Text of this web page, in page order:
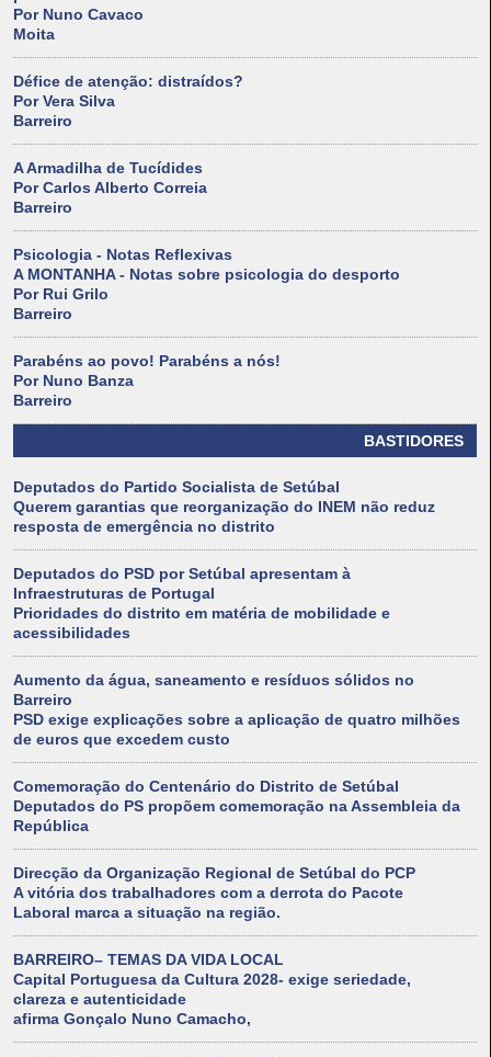
Por Nuno Cavaco
Moita
Défice de atenção: distraídos?
Por Vera Silva
Barreiro
A Armadilha de Tucídides
Por Carlos Alberto Correia
Barreiro
Psicologia - Notas Reflexivas
A MONTANHA - Notas sobre psicologia do desporto
Por Rui Grilo
Barreiro
Parabéns ao povo! Parabéns a nós!
Por Nuno Banza
Barreiro
BASTIDORES
Deputados do Partido Socialista de Setúbal
Querem garantias que reorganização do INEM não reduz
resposta de emergência no distrito
Deputados do PSD por Setúbal apresentam à
Infraestruturas de Portugal
Prioridades do distrito em matéria de mobilidade e
acessibilidades
Aumento da água, saneamento e resíduos sólidos no
Barreiro
PSD exige explicações sobre a aplicação de quatro milhões
de euros que excedem custo
Comemoração do Centenário do Distrito de Setúbal
Deputados do PS propõem comemoração na Assembleia da
República
Direcção da Organização Regional de Setúbal do PCP
A vitória dos trabalhadores com a derrota do Pacote
Laboral marca a situação na região.
BARREIRO– TEMAS DA VIDA LOCAL
Capital Portuguesa da Cultura 2028- exige seriedade,
clareza e autenticidade
afirma Gonçalo Nuno Camacho,